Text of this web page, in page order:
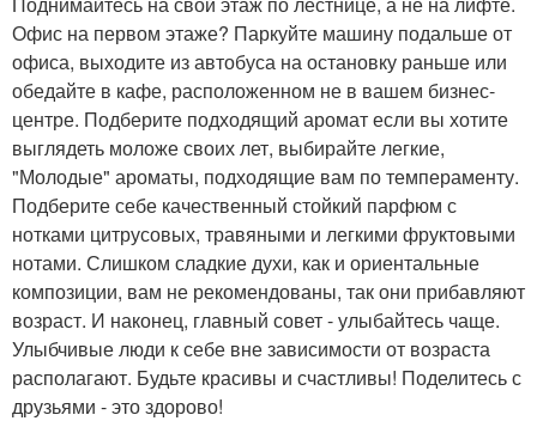
Офис на первом этаже? Паркуйте машину подальше от
офиса, выходите из автобуса на остановку раньше или
обедайте в кафе, расположенном не в вашем бизнес-
центре. Подберите подходящий аромат если вы хотите
выглядеть моложе своих лет, выбирайте легкие,
"Молодые" ароматы, подходящие вам по темпераменту.
Подберите себе качественный стойкий парфюм с
нотками цитрусовых, травяными и легкими фруктовыми
нотами. Слишком сладкие духи, как и ориентальные
композиции, вам не рекомендованы, так они прибавляют
возраст. И наконец, главный совет - улыбайтесь чаще.
Улыбчивые люди к себе вне зависимости от возраста
располагают. Будьте красивы и счастливы! Поделитесь с
друзьями - это здорово!